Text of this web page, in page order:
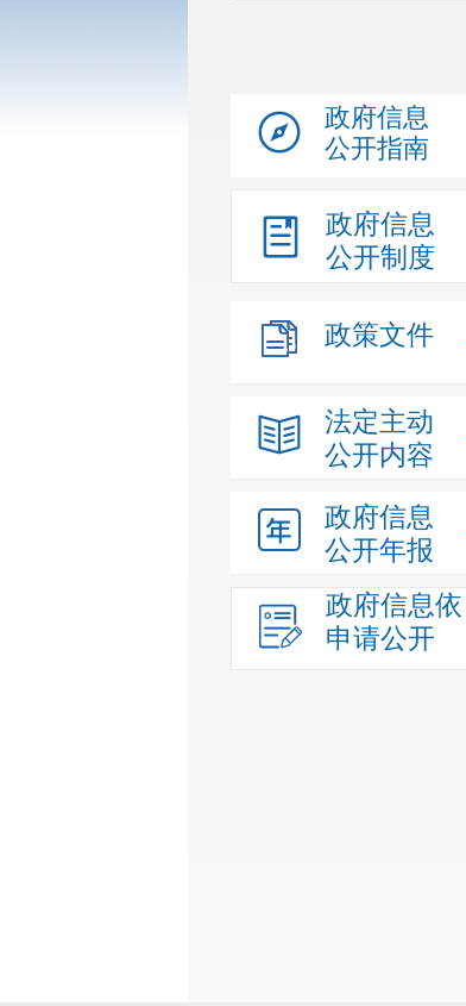
政府信息
公开指南
政府信息
公开制度
政策文件
法定主动
公开内容
政府信息
公开年报
政府信息依
申请公开